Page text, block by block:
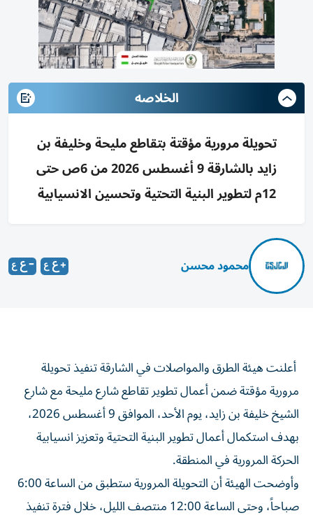
الخلاصه
تحويلة مرورية مؤقتة بتقاطع مليحة وخليفة بن
زايد بالشارقة 9 أغسطس 2026 من 6ص حتى
12م لتطوير البنية التحتية وتحسين الانسيابية
محمود محسن
أعلنت هيئة الطرق والمواصلات في الشارقة تنفيذ تحويلة
مرورية مؤقتة ضمن أعمال تطوير تقاطع شارع مليحة مع شارع
الشيخ خليفة بن زايد، يوم الأحد، الموافق 9 أغسطس 2026،
بهدف استكمال أعمال تطوير البنية التحتية وتعزيز انسيابية
الحركة المرورية في المنطقة.
وأوضحت الهيئة أن التحويلة المرورية ستطبق من الساعة 6:00
صباحاً، وحتى الساعة 12:00 منتصف الليل، خلال فترة تنفيذ